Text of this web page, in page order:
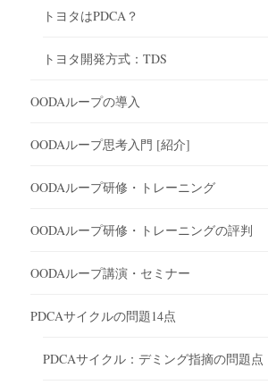
トヨタはPDCA？
トヨタ開発方式：TDS
OODAループの導入
OODAループ思考入門 [紹介]
OODAループ研修・トレーニング
OODAループ研修・トレーニングの評判
OODAループ講演・セミナー
PDCAサイクルの問題14点
PDCAサイクル：デミング指摘の問題点